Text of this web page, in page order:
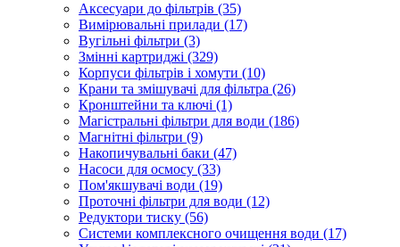
Аксесуари до фільтрів (35)
Вимірювальні прилади (17)
Вугільні фільтри (3)
Змінні картриджі (329)
Корпуси фільтрів і хомути (10)
Крани та змішувачі для фільтра (26)
Кронштейни та ключі (1)
Магістральні фільтри для води (186)
Магнітні фільтри (9)
Накопичувальні баки (47)
Насоси для осмосу (33)
Пом'якшувачі води (19)
Проточні фільтри для води (12)
Редуктори тиску (56)
Системи комплексного очищення води (17)